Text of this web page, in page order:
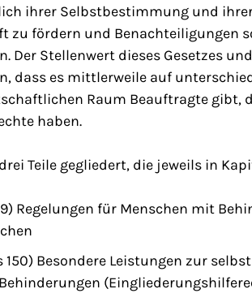
ihrer Selbstbestimmung und
zu fördern und Benachteiligungen
Der Stellenwert dieses Gesetzes
dass es mittlerweile auf
Raum Beauftragte gibt,
haben.
Teile gegliedert, die jeweils in
Regelungen für Menschen mit
150) Besondere Leistungen zur